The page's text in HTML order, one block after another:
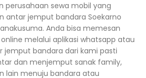
perusahaan sewa mobil yang
antar jemput bandara Soekarno
Anda bisa memesan
melalui aplikasi whatsapp atau
jemput bandara dari kami pasti
dan menjemput sanak family,
lain menuju bandara atau